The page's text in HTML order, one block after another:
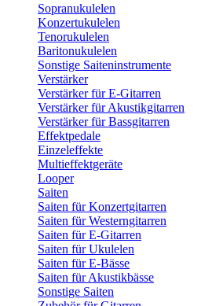
Sopranukulelen
Konzertukulelen
Tenorukulelen
Baritonukulelen
Sonstige Saiteninstrumente
Verstärker
Verstärker für E-Gitarren
Verstärker für Akustikgitarren
Verstärker für Bassgitarren
Effektpedale
Einzeleffekte
Multieffektgeräte
Looper
Saiten
Saiten für Konzertgitarren
Saiten für Westerngitarren
Saiten für E-Gitarren
Saiten für Ukulelen
Saiten für E-Bässe
Saiten für Akustikbässe
Sonstige Saiten